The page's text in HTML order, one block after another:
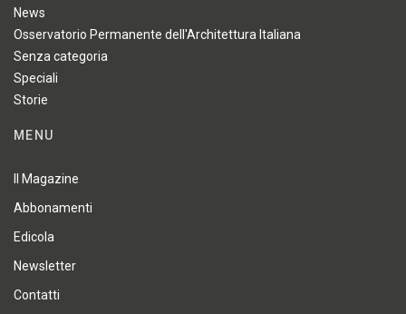
News
Osservatorio Permanente dell'Architettura Italiana
Senza categoria
Speciali
Storie
MENU
Il Magazine
Abbonamenti
Edicola
Newsletter
Contatti